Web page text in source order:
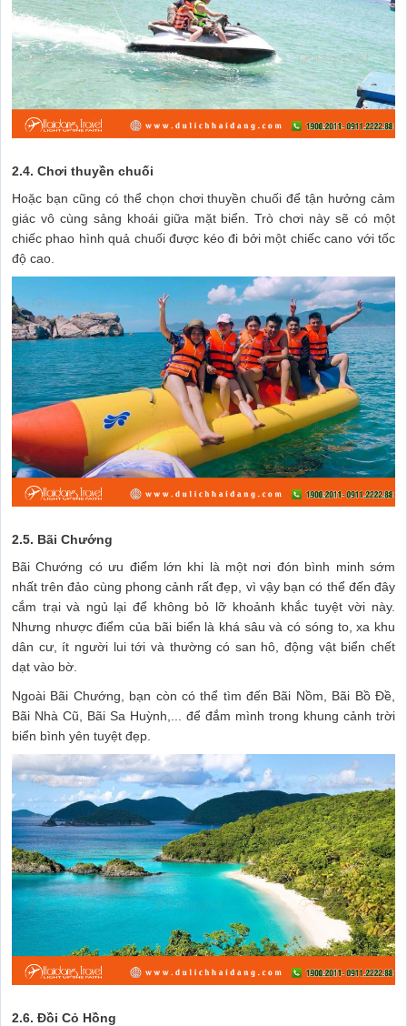
2.4. Chơi thuyền chuối
Hoặc bạn cũng có thể chọn chơi thuyền chuối để tận hưởng cảm
giác vô cùng sảng khoái giữa mặt biển. Trò chơi này sẽ có một
chiếc phao hình quả chuối được kéo đi bởi một chiếc cano với tốc
độ cao.
2.5. Bãi Chướng
Bãi Chướng có ưu điểm lớn khi là một nơi đón bình minh sớm
nhất trên đảo cùng phong cảnh rất đẹp, vì vậy bạn có thể đến đây
cắm trại và ngủ lại để không bỏ lỡ khoảnh khắc tuyệt vời này.
Nhưng nhược điểm của bãi biển là khá sâu và có sóng to, xa khu
dân cư, ít người lui tới và thường có san hô, động vật biển chết
dạt vào bờ.
Ngoài Bãi Chướng, bạn còn có thể tìm đến Bãi Nồm, Bãi Bồ Đề,
Bãi Nhà Cũ, Bãi Sa Huỳnh,... để đắm mình trong khung cảnh trời
biển bình yên tuyệt đẹp.
2.6. Đồi Cỏ Hồng